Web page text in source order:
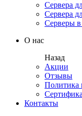
Сервера
Сервера
Серверы
О нас
Назад
Акции
Отзывы
Политика
Контакты